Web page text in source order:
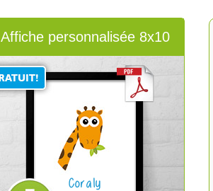
Affiche personnalisée 8x10
Coraly